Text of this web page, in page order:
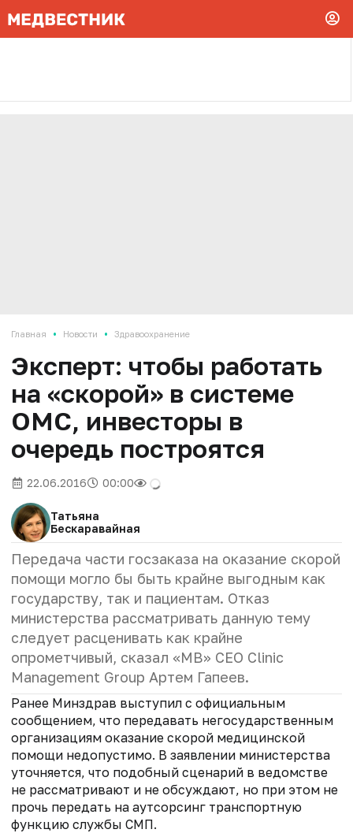
Главная • Новости • Здравоохранение
Эксперт: чтобы работать
на «скорой» в системе
ОМС, инвесторы в
очередь построятся
22.06.2016 00:00
Татьяна
Бескаравайная
Передача части госзаказа на оказание скорой
помощи могло бы быть крайне выгодным как
государству, так и пациентам. Отказ
министерства рассматривать данную тему
следует расценивать как крайне
опрометчивый, сказал «МВ» CEO Clinic
Management Group Артем Гапеев.
Ранее Минздрав выступил с официальным
сообщением, что передавать негосударственным
организациям оказание скорой медицинской
помощи недопустимо. В заявлении министерства
уточняется, что подобный сценарий в ведомстве
не рассматривают и не обсуждают, но при этом не
прочь передать на аутсорсинг транспортную
функцию службы СМП.